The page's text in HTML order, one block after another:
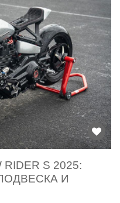
RIDER S 2025:
И